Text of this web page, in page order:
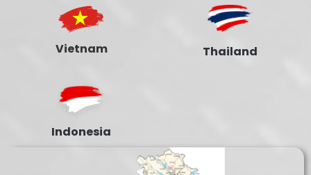
Vietnam Thailand
Indonesia